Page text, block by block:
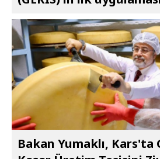
Bakan Yumaklı, Kars'ta